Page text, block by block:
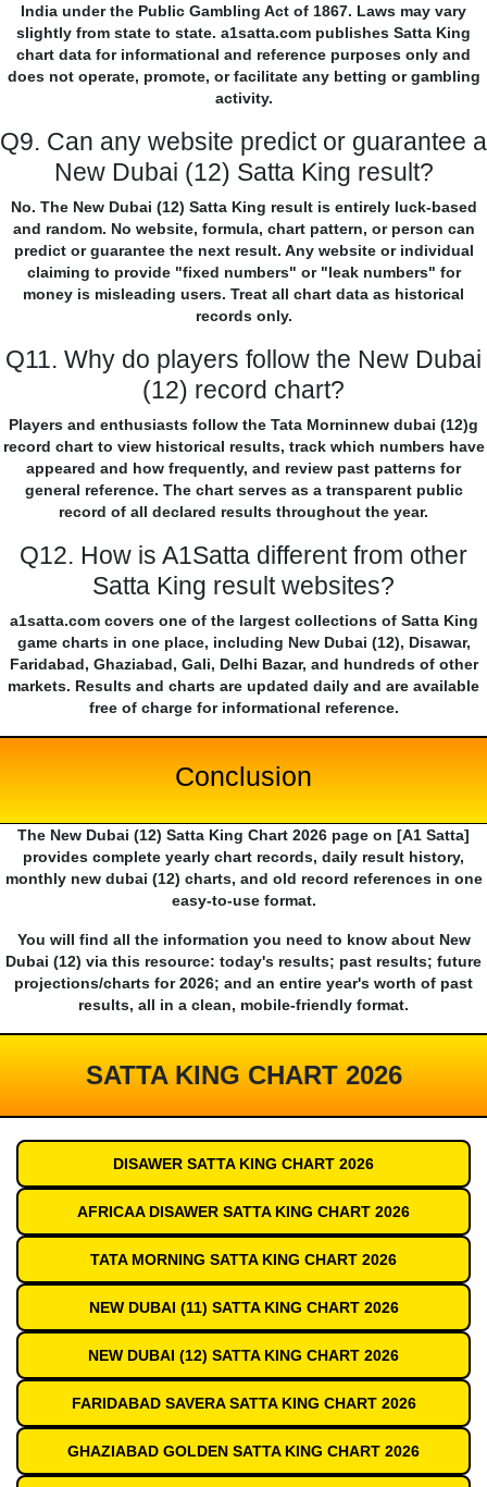
India under the Public Gambling Act of 1867. Laws may vary
slightly from state to state. a1satta.com publishes Satta King
chart data for informational and reference purposes only and
does not operate, promote, or facilitate any betting or gambling
activity.
Q9. Can any website predict or guarantee a
New Dubai (12) Satta King result?
No. The New Dubai (12) Satta King result is entirely luck-based
and random. No website, formula, chart pattern, or person can
predict or guarantee the next result. Any website or individual
claiming to provide "fixed numbers" or "leak numbers" for
money is misleading users. Treat all chart data as historical
records only.
Q11. Why do players follow the New Dubai
(12) record chart?
Players and enthusiasts follow the Tata Morninnew dubai (12)g
record chart to view historical results, track which numbers have
appeared and how frequently, and review past patterns for
general reference. The chart serves as a transparent public
record of all declared results throughout the year.
Q12. How is A1Satta different from other
Satta King result websites?
a1satta.com covers one of the largest collections of Satta King
game charts in one place, including New Dubai (12), Disawar,
Faridabad, Ghaziabad, Gali, Delhi Bazar, and hundreds of other
markets. Results and charts are updated daily and are available
free of charge for informational reference.
Conclusion
The New Dubai (12) Satta King Chart 2026 page on [A1 Satta]
provides complete yearly chart records, daily result history,
monthly new dubai (12) charts, and old record references in one
easy-to-use format.
You will find all the information you need to know about New
Dubai (12) via this resource: today's results; past results; future
projections/charts for 2026; and an entire year's worth of past
results, all in a clean, mobile-friendly format.
SATTA KING CHART 2026
DISAWER SATTA KING CHART 2026
AFRICAA DISAWER SATTA KING CHART 2026
TATA MORNING SATTA KING CHART 2026
NEW DUBAI (11) SATTA KING CHART 2026
NEW DUBAI (12) SATTA KING CHART 2026
FARIDABAD SAVERA SATTA KING CHART 2026
GHAZIABAD GOLDEN SATTA KING CHART 2026